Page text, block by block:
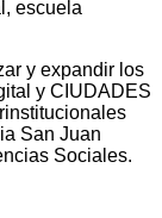
escuela
y expandir los
y CIUDADES
San Juan
Sociales.